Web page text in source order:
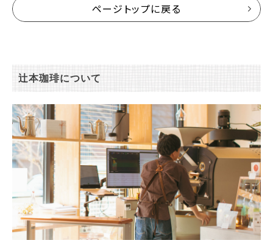
ページトップに戻る
辻本珈琲について